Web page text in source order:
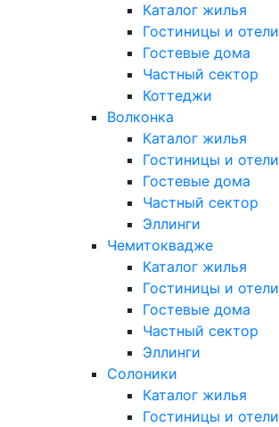
Каталог жилья
Гостиницы и отели
Гостевые дома
Частный сектор
Коттеджи
Волконка
Каталог жилья
Гостиницы и отели
Гостевые дома
Частный сектор
Эллинги
Чемитоквадже
Каталог жилья
Гостиницы и отели
Гостевые дома
Частный сектор
Эллинги
Солоники
Каталог жилья
Гостиницы и отели